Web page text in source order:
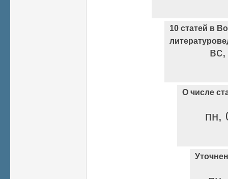
10 статей в
О числе
пн,